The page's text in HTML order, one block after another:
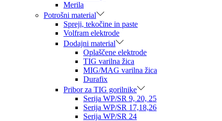
Merila
Potrošni material
Spreji, tekočine in paste
Volfram elektrode
Dodajni material
Oplaščene elektrode
TIG varilna žica
MIG/MAG varilna žica
Durafix
Pribor za TIG gorilnike
Serija WP/SR 9, 20, 25
Serija WP/SR 17,18,26
Serija WP/SR 24